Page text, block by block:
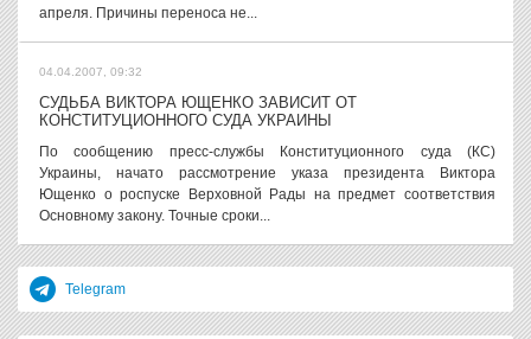
апреля. Причины переноса не...
04.04.2007, 09:32
СУДЬБА ВИКТОРА ЮЩЕНКО ЗАВИСИТ ОТ
КОНСТИТУЦИОННОГО СУДА УКРАИНЫ
По сообщению пресс-службы Конституционного суда (КС)
Украины, начато рассмотрение указа президента Виктора
Ющенко о роспуске Верховной Рады на предмет соответствия
Основному закону. Точные сроки...
Telegram